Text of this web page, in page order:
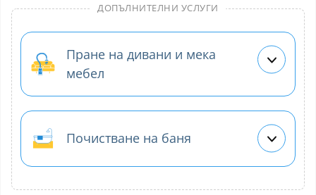
ДОПЪЛНИТЕЛНИ УСЛУГИ
Пране на дивани и мека
мебел
Почистване на баня